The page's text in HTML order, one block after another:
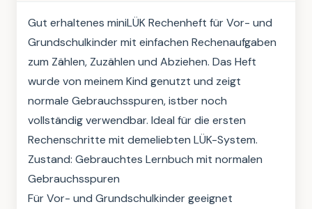
Gut erhaltenes miniLÜK Rechenheft für Vor- und
Grundschulkinder mit einfachen Rechenaufgaben
zum Zählen, Zuzählen und Abziehen. Das Heft
wurde von meinem Kind genutzt und zeigt
normale Gebrauchsspuren, istber noch
vollständig verwendbar. Ideal für die ersten
Rechenschritte mit demeliebten LÜK-System.
Zustand: Gebrauchtes Lernbuch mit normalen
Gebrauchsspuren
Für Vor- und Grundschulkinder geeignet